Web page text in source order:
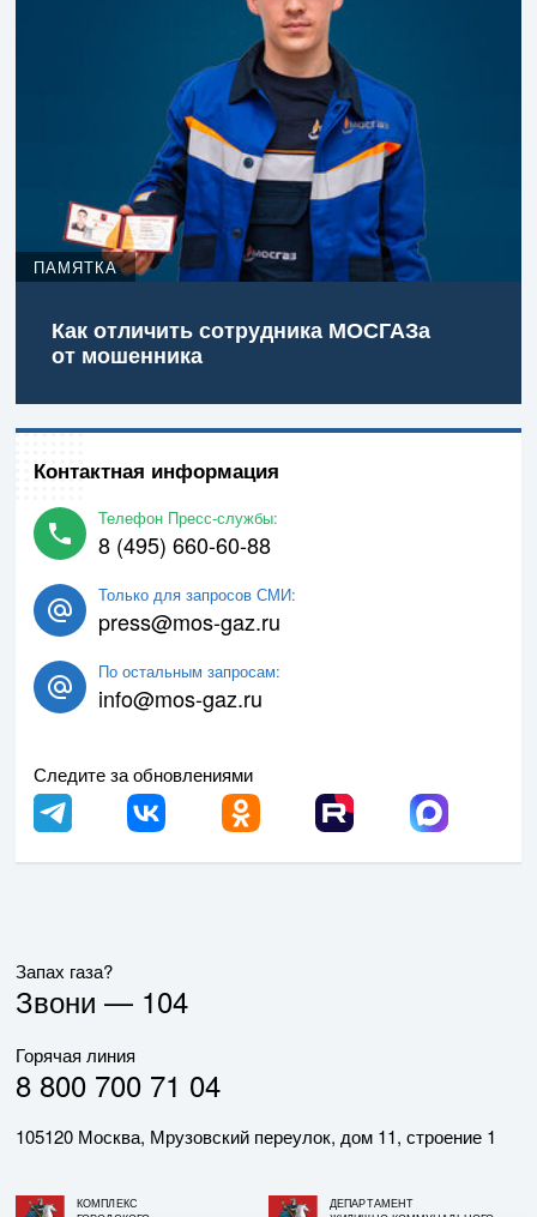
ПАМЯТКА
Как отличить сотрудника МОСГАЗа
от мошенника
Контактная информация
Телефон Пресс-службы:
8 (495) 660-60-88
Только для запросов СМИ:
press@mos-gaz.ru
По остальным запросам:
info@mos-gaz.ru
Следите за обновлениями
Запах газа?
Звони — 104
Горячая линия
8 800 700 71 04
105120 Москва, Мрузовский переулок, дом 11, строение 1
КОМПЛЕКС
ДЕПАРТАМЕНТ